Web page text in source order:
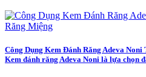
Công Dụng Kem Đánh Răng Adeva
Kem đánh răng Adeva Noni là lựa chọn